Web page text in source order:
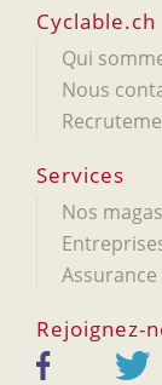
Cyclable.ch
Qui
Nous
Services
Nos
Assurance
Rejoignez-